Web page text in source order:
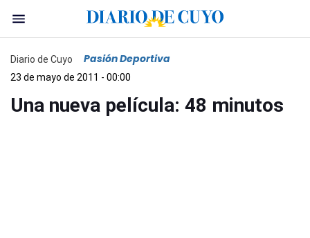
Diario de Cuyo Pasión Deportiva
23 de mayo de 2011 - 00:00
Una nueva película: 48 minutos